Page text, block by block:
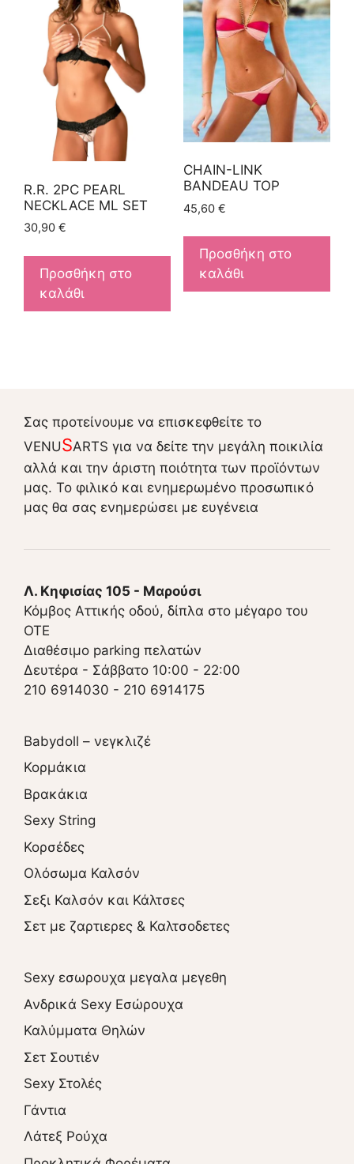
R.R. 2PC PEARL
NECKLACE ML SET
30,90 €
Προσθήκη στο
καλάθι
CHAIN-LINK
BANDEAU TOP
45,60 €
Προσθήκη στο
καλάθι
Σας προτείνουμε να επισκεφθείτε το
VENUSARTS για να δείτε την μεγάλη ποικιλία
αλλά και την άριστη ποιότητα των προϊόντων
μας. Το φιλικό και ενημερωμένο προσωπικό
μας θα σας ενημερώσει με ευγένεια
Λ. Κηφισίας 105 - Μαρούσι
Κόμβος Αττικής οδού, δίπλα στο μέγαρο του
ΟΤΕ
Διαθέσιμο parking πελατών
Δευτέρα - Σάββατο 10:00 - 22:00
210 6914030 - 210 6914175
Babydoll – νεγκλιζέ
Κορμάκια
Βρακάκια
Sexy String
Κορσέδες
Ολόσωμα Καλσόν
Σεξι Καλσόν και Κάλτσες
Σετ με ζαρτιερες & Καλτσοδετες
Sexy εσωρουχα μεγαλα μεγεθη
Ανδρικά Sexy Εσώρουχα
Καλύμματα Θηλών
Σετ Σουτιέν
Sexy Στολές
Γάντια
Λάτεξ Ρούχα